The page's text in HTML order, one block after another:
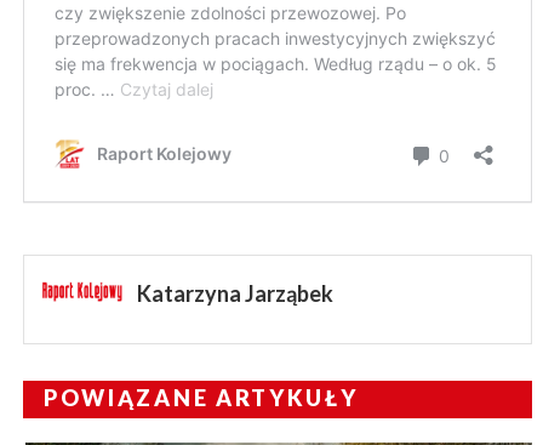
Katarzyna Jarząbek
POWIĄZANE ARTYKUŁY